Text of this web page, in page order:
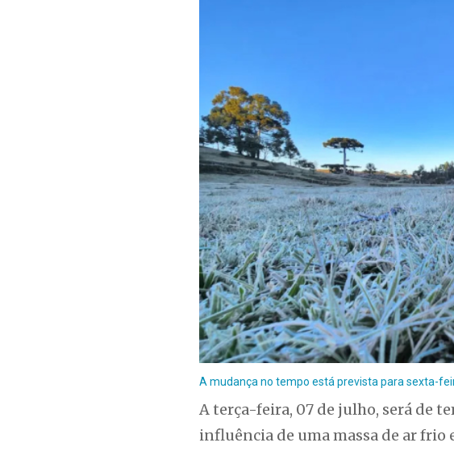
A mudança no tempo está prevista para sexta-
A terça-feira, 07 de julho, será de
influência de uma massa de ar frio